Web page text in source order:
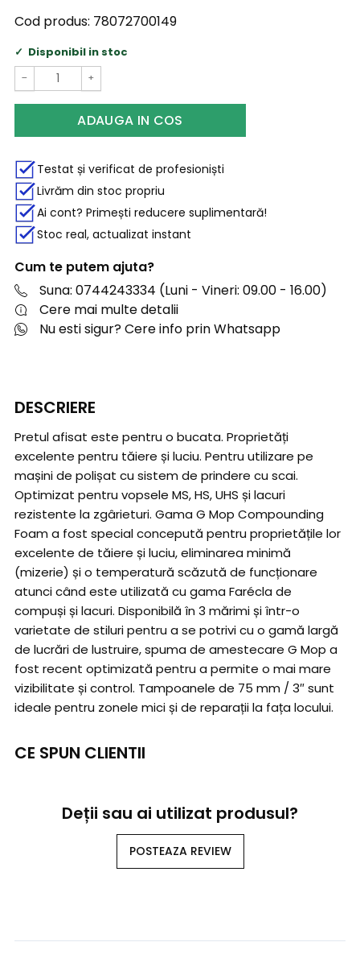
Cod produs: 78072700149
Disponibil in stoc
− +
ADAUGA IN COS
Testat și verificat de profesioniști
Livrăm din stoc propriu
Ai cont? Primești reducere suplimentară!
Stoc real, actualizat instant
Cum te putem ajuta?
Suna: 0744243334 (Luni - Vineri: 09.00 - 16.00)
Cere mai multe detalii
Nu esti sigur? Cere info prin Whatsapp
DESCRIERE
Pretul afisat este pentru o bucata. Proprietăți
excelente pentru tăiere și luciu. Pentru utilizare pe
mașini de polișat cu sistem de prindere cu scai.
Optimizat pentru vopsele MS, HS, UHS și lacuri
rezistente la zgârieturi. Gama G Mop Compounding
Foam a fost special concepută pentru proprietățile lor
excelente de tăiere și luciu, eliminarea minimă
(mizerie) și o temperatură scăzută de funcționare
atunci când este utilizată cu gama Farécla de
compuși și lacuri. Disponibilă în 3 mărimi și într-o
varietate de stiluri pentru a se potrivi cu o gamă largă
de lucrări de lustruire, spuma de amestecare G Mop a
fost recent optimizată pentru a permite o mai mare
vizibilitate și control. Tampoanele de 75 mm / 3″ sunt
ideale pentru zonele mici și de reparații la fața locului.
CE SPUN CLIENTII
Deții sau ai utilizat produsul?
POSTEAZA REVIEW